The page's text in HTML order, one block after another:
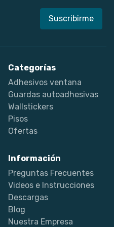
Categorías
Adhesivos ventana
Guardas autoadhesivas
Wallstickers
Pisos
Ofertas
Información
Preguntas Frecuentes
Videos e Instrucciones
Descargas
Blog
Nuestra Empresa